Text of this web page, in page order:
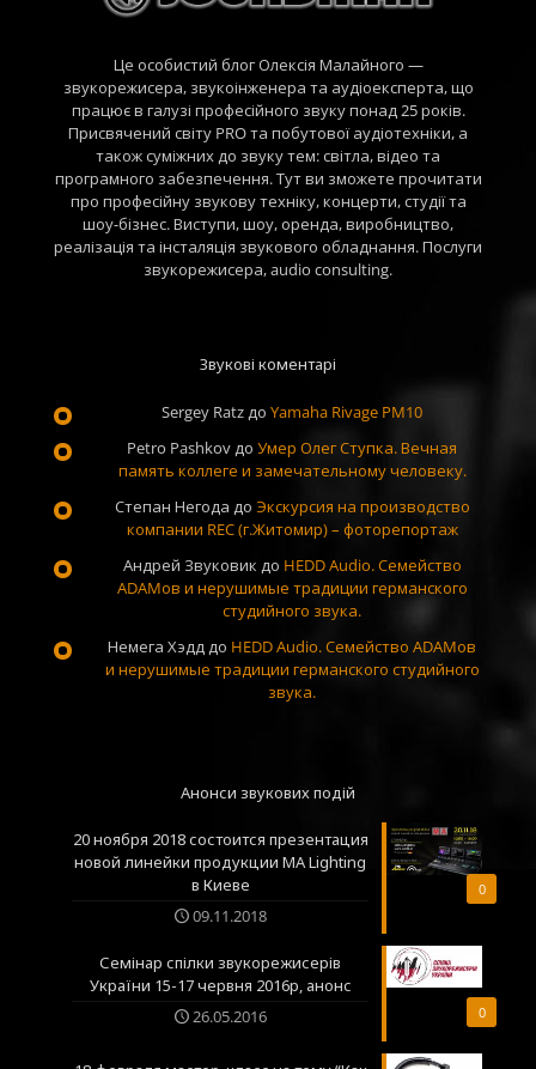
Це особистий блог Олексія Малайного —
звукорежисера, звукоінженера та аудіоексперта, що
працює в галузі професійного звуку понад 25 років.
Присвячений світу PRO та побутової аудіотехніки, а
також суміжних до звуку тем: світла, відео та
програмного забезпечення. Тут ви зможете прочитати
про професійну звукову техніку, концерти, студії та
шоу-бізнес. Виступи, шоу, оренда, виробництво,
реалізація та інсталяція звукового обладнання. Послуги
звукорежисера, audio consulting.
Звукові коментарі
Sergey Ratz до Yamaha Rivage PM10
Petro Pashkov до Умер Олег Ступка. Вечная
память коллеге и замечательному человеку.
Степан Негода до Экскурсия на производство
компании REC (г.Житомир) – фоторепортаж
Андрей Звуковик до HEDD Audio. Семейство
ADAMов и нерушимые традиции германского
студийного звука.
Немега Хэдд до HEDD Audio. Семейство ADAMов
и нерушимые традиции германского студийного
звука.
Анонси звукових подій
0
20 ноября 2018 состоится презентация
новой линейки продукции MA Lighting
в Киеве
09.11.2018
0
Семінар спілки звукорежисерів
України 15-17 червня 2016р, анонс
26.05.2016